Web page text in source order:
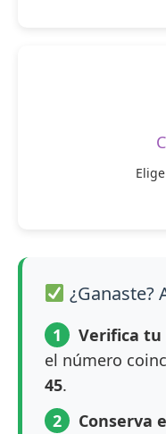
¿Ganaste?
1 Verifica tu
el número
45.
2
Conserva